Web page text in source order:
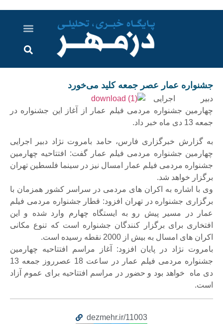
جشنواره عمار عصر جمعه کلید می‌خورد
دبیر اجرایی
چهارمین جشنواره مردمی فیلم عمار از آغاز این جشنواره در
جمعه 13 دی ماه خبر داد.
به گزارش خبرگزاری فارس، حامد بامروت نژاد دبیر اجرایی
چهارمین جشنواره مردمی فیلم عمار گفت: افتتاحیه چهارمین
جشنواره مردمی فیلم عمار امسال نیز در سینما فلسطین تهران
برگزار خواهد شد.
وی با اشاره به اکران های مردمی در سراسر کشور همزمان با
برگزاری جشنواره در تهران افزود: قطار جشنواره مردمی فیلم
عمار در مسیر پیش رو به ایستگاه چهارم وارد شده و این
افتخاری برای برگزار کنندگان جشنواره است که تنوع مکانی
اکران های امسال به بیش از 2000 نقطه رسیده است.
بامروت نژاد در پایان افزود: آغاز مراسم افتتاحیه چهارمین
جشنواره مردمی فیلم عمار در ساعت 18 عصرروز جمعه 13
دی ماه خواهد بود و حضور در مراسم افتتاحیه برای عموم آزاد
است.
dezmehr.ir/11003